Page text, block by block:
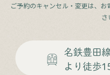
ご予約のキャンセル・変更は、
さ
名鉄豊田線
より徒歩